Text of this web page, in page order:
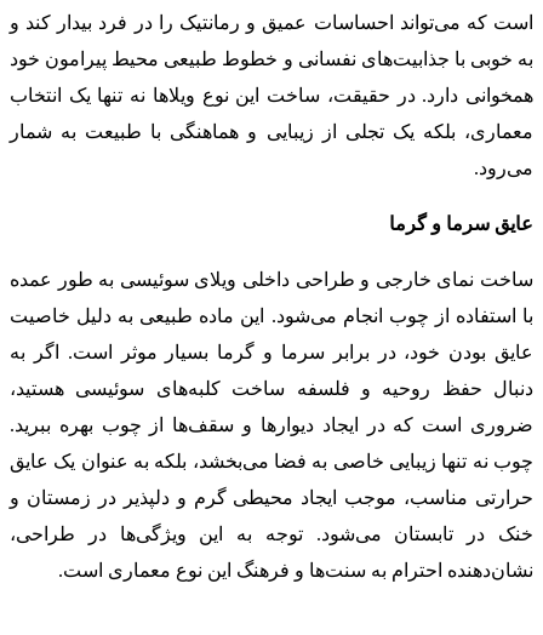
است که می‌تواند احساسات عمیق و رمانتیک را در فرد بیدار کند و
به خوبی با جذابیت‌های نفسانی و خطوط طبیعی محیط پیرامون خود
همخوانی دارد. در حقیقت، ساخت این نوع ویلاها نه تنها یک انتخاب
معماری، بلکه یک تجلی از زیبایی و هماهنگی با طبیعت به شمار
می‌رود.
عایق سرما و گرما
ساخت نمای خارجی و طراحی داخلی ویلای سوئیسی به طور عمده
با استفاده از چوب انجام می‌شود. این ماده طبیعی به دلیل خاصیت
عایق بودن خود، در برابر سرما و گرما بسیار موثر است. اگر به
دنبال حفظ روحیه و فلسفه ساخت کلبه‌های سوئیسی هستید،
ضروری است که در ایجاد دیوارها و سقف‌ها از چوب بهره ببرید.
چوب نه تنها زیبایی خاصی به فضا می‌بخشد، بلکه به عنوان یک عایق
حرارتی مناسب، موجب ایجاد محیطی گرم و دلپذیر در زمستان و
خنک در تابستان می‌شود. توجه به این ویژگی‌ها در طراحی،
نشان‌دهنده احترام به سنت‌ها و فرهنگ این نوع معماری است.